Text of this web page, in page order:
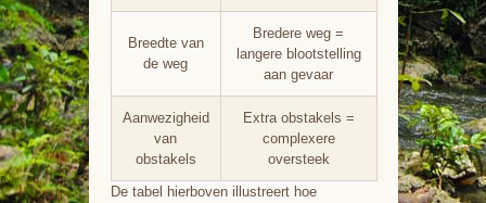
Breedte van
de weg
Bredere weg =
langere blootstelling
aan gevaar
Aanwezigheid
van
obstakels
Extra obstakels =
complexere
oversteek
De tabel hierboven illustreert hoe